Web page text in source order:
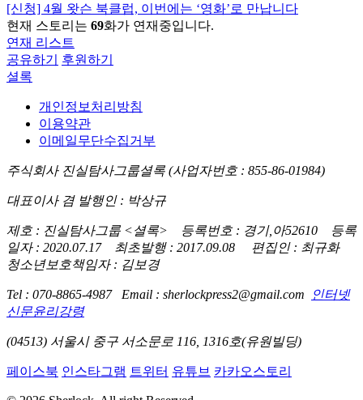
[신청] 4월 왓슨 북클럽, 이번에는 ‘영화’로 만납니다
현재 스토리는 69화가 연재중입니다.
연재 리스트
공유하기
후원하기
셜록
개인정보처리방침
이용약관
이메일무단수집거부
주식회사 진실탐사그룹셜록 (사업자번호 : 855-86-01984)
대표이사 겸 발행인 : 박상규
제호 : 진실탐사그룹 <셜록> 등록번호 : 경기,아52610 등록
일자 : 2020.07.17 최초발행 : 2017.09.08 편집인 : 최규화
청소년보호책임자 : 김보경
Tel : 070-8865-4987 Email : sherlockpress2@gmail.com
인터넷
신문윤리강령
(04513) 서울시 중구 서소문로 116, 1316호(유원빌딩)
페이스북 인스타그램 트위터 유튜브 카카오스토리